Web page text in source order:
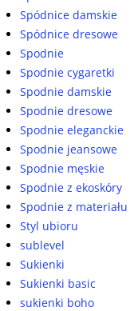
Spódnice damskie
Spódnice dresowe
Spodnie
Spodnie cygaretki
Spodnie damskie
Spodnie dresowe
Spodnie eleganckie
Spodnie jeansowe
Spodnie męskie
Spodnie z ekoskóry
Spodnie z materiału
Styl ubioru
sublevel
Sukienki
Sukienki basic
sukienki boho